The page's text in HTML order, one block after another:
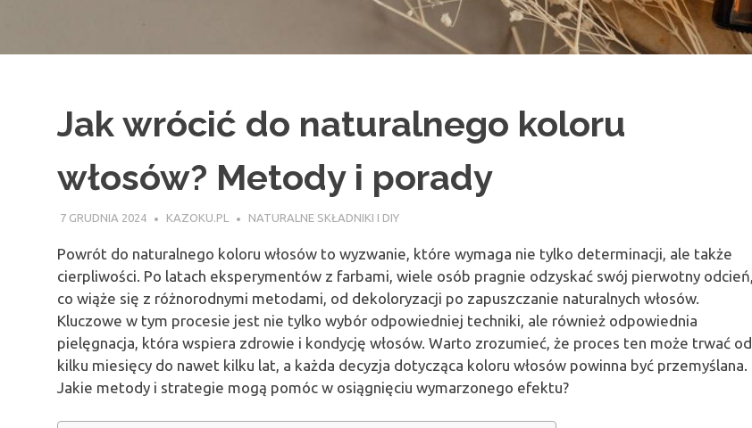
Jak wrócić do naturalnego koloru
włosów? Metody i porady
7 GRUDNIA 2024 KAZOKU.PL NATURALNE SKŁADNIKI I DIY
Powrót do naturalnego koloru włosów to wyzwanie, które wymaga nie tylko determinacji, ale także
cierpliwości. Po latach eksperymentów z farbami, wiele osób pragnie odzyskać swój pierwotny odcień,
co wiąże się z różnorodnymi metodami, od dekoloryzacji po zapuszczanie naturalnych włosów.
Kluczowe w tym procesie jest nie tylko wybór odpowiedniej techniki, ale również odpowiednia
pielęgnacja, która wspiera zdrowie i kondycję włosów. Warto zrozumieć, że proces ten może trwać od
kilku miesięcy do nawet kilku lat, a każda decyzja dotycząca koloru włosów powinna być przemyślana.
Jakie metody i strategie mogą pomóc w osiągnięciu wymarzonego efektu?